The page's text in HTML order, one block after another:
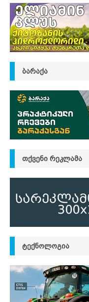
ᲑᲐᲠᲐᲥᲐ
ᲗᲥᲕᲔᲜᲘ ᲠᲔᲙᲚᲐᲛᲐ
ᲢᲔᲥᲜᲝᲚᲝᲒᲘᲐ